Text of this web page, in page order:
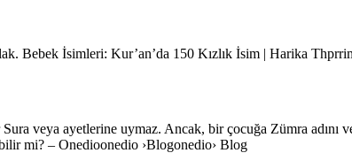
Bebek İsimleri: Kur’an’da 150 Kızlık İsim | Harika
veya ayetlerine uymaz. Ancak, bir çocuğa Zümra adını
mi? – Onedioonedio ›Blogonedio› Blog